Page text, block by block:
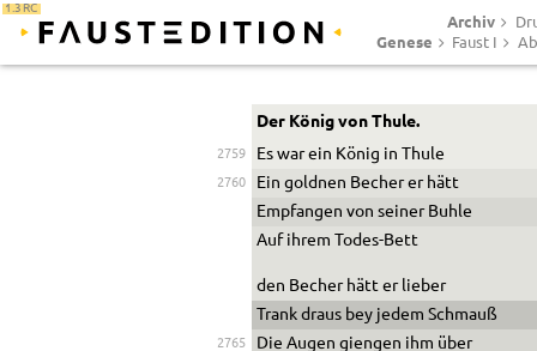
1.3 RC
Archiv
Genese Faust I
Der König von Thule.
2759 Es war ein König in Thule
2760
Ein goldnen Becher er hätt
Empfangen von seiner Buhle
Auf ihrem Todes-Bett
den Becher hätt er lieber
Trank draus bey jedem Schmauß
2765 Die Augen giengen ihm über